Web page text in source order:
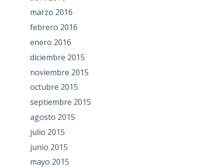
marzo 2016
febrero 2016
enero 2016
diciembre 2015
noviembre 2015
octubre 2015
septiembre 2015
agosto 2015
julio 2015
junio 2015
mayo 2015